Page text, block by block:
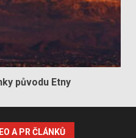
původu Etny
A PR ČLÁNKŮ